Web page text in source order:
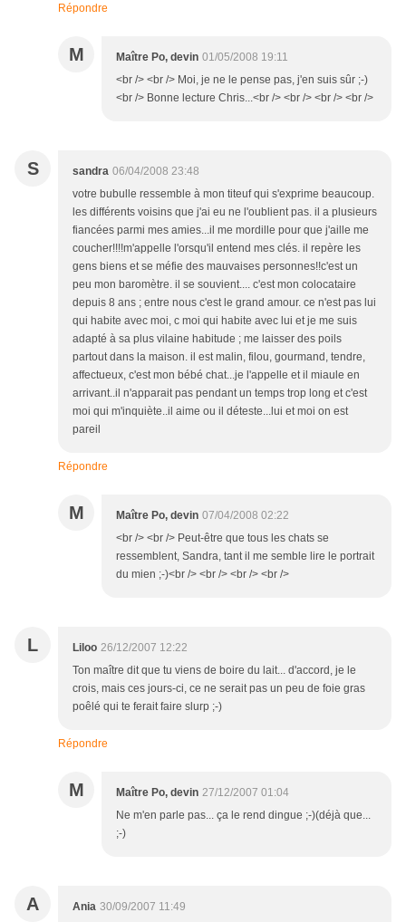
Répondre
M Maître Po, devin 01/05/2008 19:11
<br /> <br /> Moi, je ne le pense pas, j'en suis sûr ;-)
<br /> Bonne lecture Chris...<br /> <br /> <br /> <br />
S sandra 06/04/2008 23:48
votre bubulle ressemble à mon titeuf qui s'exprime beaucoup.
les différents voisins que j'ai eu ne l'oublient pas. il a plusieurs
fiancées parmi mes amies...il me mordille pour que j'aille me
coucher!!!!m'appelle l'orsqu'il entend mes clés. il repère les
gens biens et se méfie des mauvaises personnes!!c'est un
peu mon baromètre. il se souvient.... c'est mon colocataire
depuis 8 ans ; entre nous c'est le grand amour. ce n'est pas lui
qui habite avec moi, c moi qui habite avec lui et je me suis
adapté à sa plus vilaine habitude ; me laisser des poils
partout dans la maison. il est malin, filou, gourmand, tendre,
affectueux, c'est mon bébé chat...je l'appelle et il miaule en
arrivant..il n'apparait pas pendant un temps trop long et c'est
moi qui m'inquiète..il aime ou il déteste...lui et moi on est
pareil
Répondre
M Maître Po, devin 07/04/2008 02:22
<br /> <br /> Peut-être que tous les chats se
ressemblent, Sandra, tant il me semble lire le portrait
du mien ;-)<br /> <br /> <br /> <br />
L Liloo 26/12/2007 12:22
Ton maître dit que tu viens de boire du lait... d'accord, je le
crois, mais ces jours-ci, ce ne serait pas un peu de foie gras
poêlé qui te ferait faire slurp ;-)
Répondre
M Maître Po, devin 27/12/2007 01:04
Ne m'en parle pas... ça le rend dingue ;-)(déjà que...
;-)
A Ania 30/09/2007 11:49